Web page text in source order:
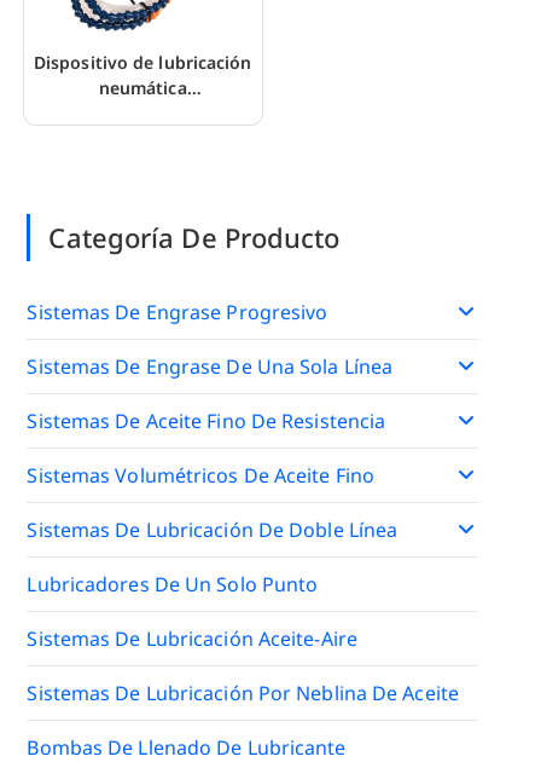
Dispositivo de lubricación
neumática
Categoría De Producto
Sistemas De Engrase Progresivo
Sistemas De Engrase De Una Sola Línea
Sistemas De Aceite Fino De Resistencia
Sistemas Volumétricos De Aceite Fino
Sistemas De Lubricación De Doble Línea
Lubricadores De Un Solo Punto
Sistemas De Lubricación Aceite-Aire
Sistemas De Lubricación Por Neblina De Aceite
Bombas De Llenado De Lubricante